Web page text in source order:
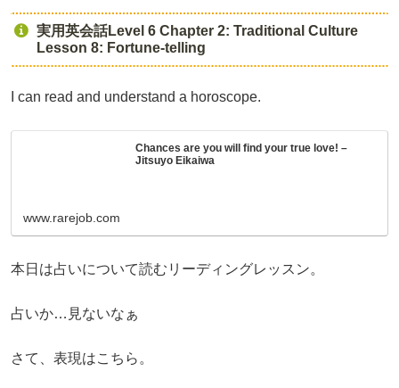
実用英会話Level 6 Chapter 2: Traditional Culture
Lesson 8: Fortune-telling
I can read and understand a horoscope.
Chances are you will find your true love! –
Jitsuyo Eikaiwa
www.rarejob.com
本日は占いについて読むリーディングレッスン。
占いか…見ないなぁ
さて、表現はこちら。